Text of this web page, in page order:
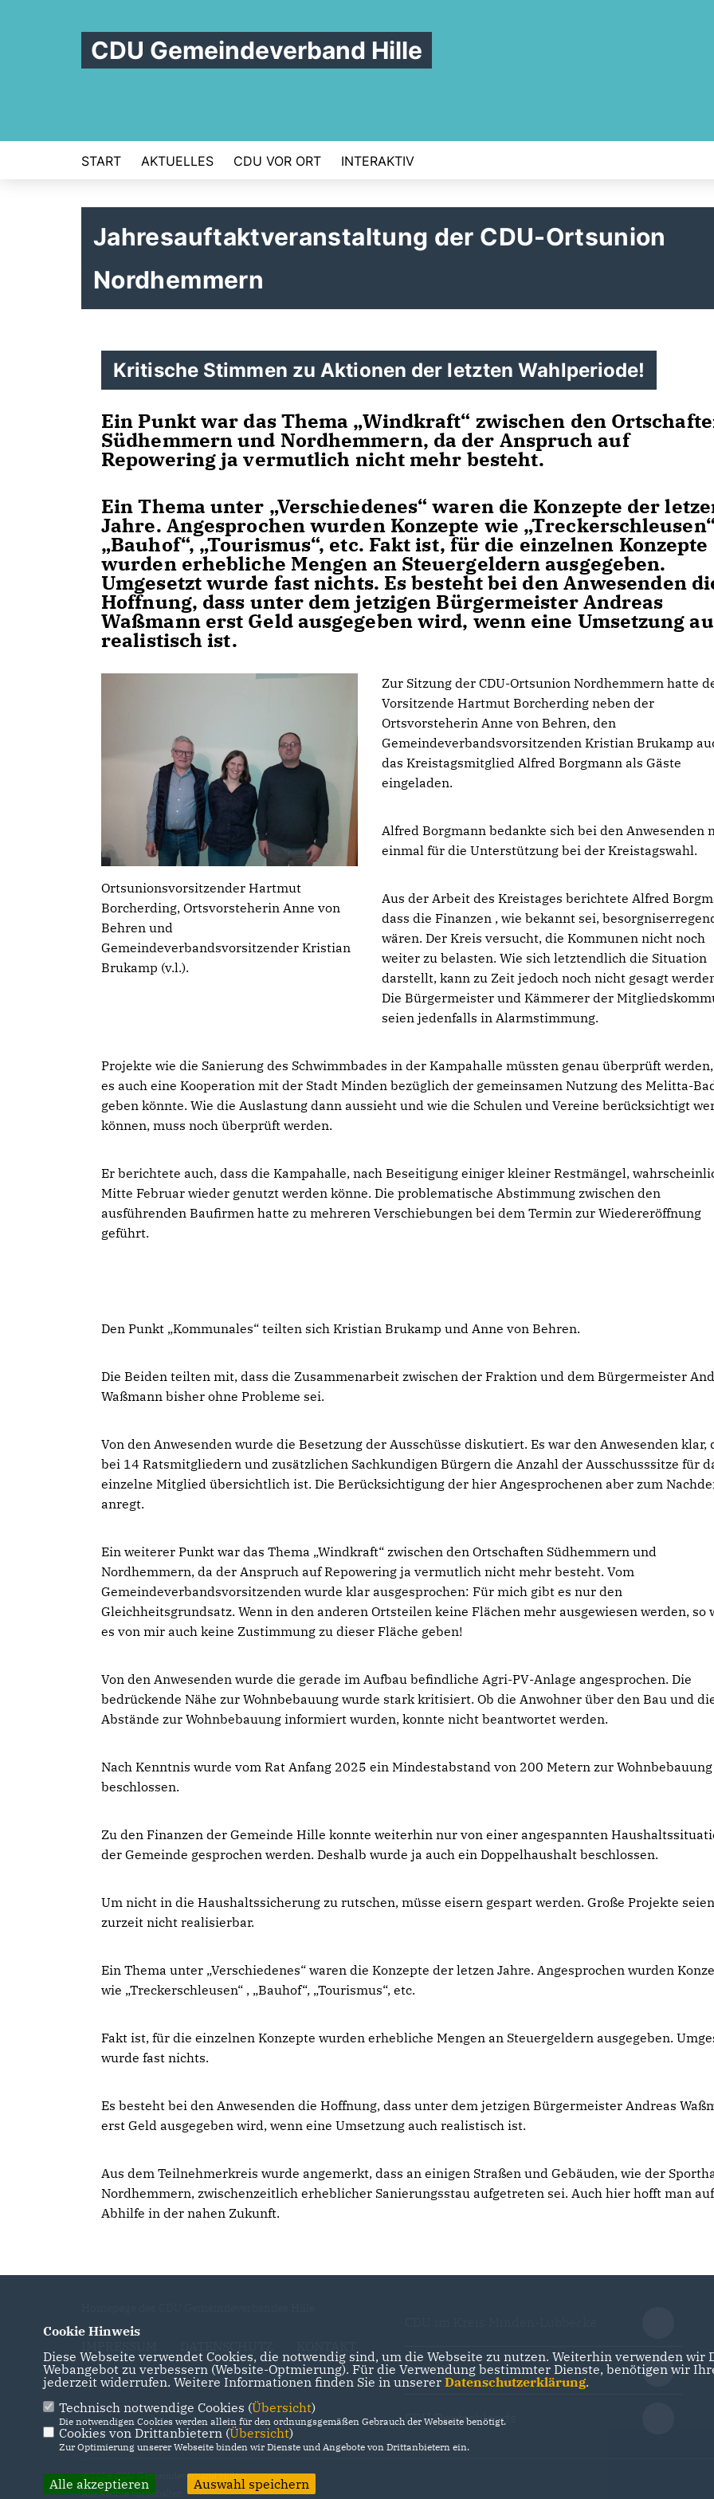
CDU Gemeindeverband Hille
START AKTUELLES CDU VOR ORT INTERAKTIV
Jahresauftaktveranstaltung der CDU-Ortsunion
Nordhemmern
Kritische Stimmen zu Aktionen der letzten Wahlperiode!
Ein Punkt war das Thema „Windkraft“ zwischen den
Südhemmern und Nordhemmern, da der Anspruch auf
Repowering ja vermutlich nicht mehr besteht.
Ein Thema unter „Verschiedenes“ waren die Konzepte der
Jahre. Angesprochen wurden Konzepte wie
Bauhof“, „Tourismus“, etc. Fakt ist, für die einzelnen Konzepte
wurden erhebliche Mengen an Steuergeldern ausgegeben.
Umgesetzt wurde fast nichts. Es besteht bei den Anwesenden
Hoffnung, dass unter dem jetzigen Bürgermeister Andreas
Waßmann erst Geld ausgegeben wird, wenn eine Umsetzung
realistisch ist.
Ortsunionsvorsitzender Hartmut
Borcherding, Ortsvorsteherin Anne von
Behren und
Gemeindeverbandsvorsitzender Kristian
Brukamp (v.l.).
Zur Sitzung der CDU-Ortsunion Nordhemmern hatte
Vorsitzende Hartmut Borcherding neben der
Ortsvorsteherin Anne von Behren, den
Gemeindeverbandsvorsitzenden Kristian Brukamp
das Kreistagsmitglied Alfred Borgmann als Gäste
eingeladen.
Alfred Borgmann bedankte sich bei den Anwesenden
einmal für die Unterstützung bei der Kreistagswahl.
Aus der Arbeit des Kreistages berichtete Alfred
dass die Finanzen , wie bekannt sei,
wären. Der Kreis versucht, die Kommunen nicht noch
weiter zu belasten. Wie sich letztendlich die Situation
darstellt, kann zu Zeit jedoch noch nicht gesagt
Die Bürgermeister und Kämmerer der
seien jedenfalls in Alarmstimmung.
Projekte wie die Sanierung des Schwimmbades in der Kampahalle müssten genau überprüft
es auch eine Kooperation mit der Stadt Minden bezüglich der gemeinsamen Nutzung des Melitta-
geben könnte. Wie die Auslastung dann aussieht und wie die Schulen und Vereine berücksichtigt
können, muss noch überprüft werden.
Er berichtete auch, dass die Kampahalle, nach Beseitigung einiger kleiner Restmängel,
Mitte Februar wieder genutzt werden könne. Die problematische Abstimmung zwischen den
ausführenden Baufirmen hatte zu mehreren Verschiebungen bei dem Termin zur Wiedereröffnung
geführt.
Den Punkt „Kommunales“ teilten sich Kristian Brukamp und Anne von Behren.
Die Beiden teilten mit, dass die Zusammenarbeit zwischen der Fraktion und dem Bürgermeister
Waßmann bisher ohne Probleme sei.
Von den Anwesenden wurde die Besetzung der Ausschüsse diskutiert. Es war den Anwesenden klar,
bei 14 Ratsmitgliedern und zusätzlichen Sachkundigen Bürgern die Anzahl der Ausschusssitze für
einzelne Mitglied übersichtlich ist. Die Berücksichtigung der hier Angesprochenen aber zum
anregt.
Ein weiterer Punkt war das Thema „Windkraft“ zwischen den Ortschaften Südhemmern und
Nordhemmern, da der Anspruch auf Repowering ja vermutlich nicht mehr besteht. Vom
Gemeindeverbandsvorsitzenden wurde klar ausgesprochen: Für mich gibt es nur den
Gleichheitsgrundsatz. Wenn in den anderen Ortsteilen keine Flächen mehr ausgewiesen werden, so
es von mir auch keine Zustimmung zu dieser Fläche geben!
Von den Anwesenden wurde die gerade im Aufbau befindliche Agri-PV-Anlage angesprochen. Die
bedrückende Nähe zur Wohnbebauung wurde stark kritisiert. Ob die Anwohner über den Bau und
Abstände zur Wohnbebauung informiert wurden, konnte nicht beantwortet werden.
Nach Kenntnis wurde vom Rat Anfang 2025 ein Mindestabstand von 200 Metern zur Wohnbebauung
beschlossen.
Zu den Finanzen der Gemeinde Hille konnte weiterhin nur von einer angespannten
der Gemeinde gesprochen werden. Deshalb wurde ja auch ein Doppelhaushalt beschlossen.
Um nicht in die Haushaltssicherung zu rutschen, müsse eisern gespart werden. Große Projekte seien
zurzeit nicht realisierbar.
Ein Thema unter „Verschiedenes“ waren die Konzepte der letzen Jahre. Angesprochen wurden
wie „Treckerschleusen“ , „Bauhof“, „Tourismus“, etc.
Fakt ist, für die einzelnen Konzepte wurden erhebliche Mengen an Steuergeldern ausgegeben.
wurde fast nichts.
Es besteht bei den Anwesenden die Hoffnung, dass unter dem jetzigen Bürgermeister Andreas
erst Geld ausgegeben wird, wenn eine Umsetzung auch realistisch ist.
Aus dem Teilnehmerkreis wurde angemerkt, dass an einigen Straßen und Gebäuden, wie der
Nordhemmern, zwischenzeitlich erheblicher Sanierungsstau aufgetreten sei. Auch hier hofft man auf
Abhilfe in der nahen Zukunft.
CDU NRW
CDU Deutschlands
@2026 CDU Gemeindeverband Hille
Alle Rechte vorbehalten.
Cookie Hinweis
Diese Webseite verwendet Cookies, die notwendig sind, um die Webseite zu nutzen. Weiterhin verwenden
Webangebot zu verbessern (Website-Optmierung). Für die Verwendung bestimmter Dienste, benötigen wir
jederzeit widerrufen. Weitere Informationen finden Sie in unserer Datenschutzerklärung.
Technisch notwendige Cookies (Übersicht)
Die notwendigen Cookies werden allein für den ordnungsgemäßen Gebrauch der Webseite benötigt.
Cookies von Drittanbietern (Übersicht)
Zur Optimierung unserer Webseite binden wir Dienste und Angebote von Drittanbietern ein.
Alle akzeptieren Auswahl speichern